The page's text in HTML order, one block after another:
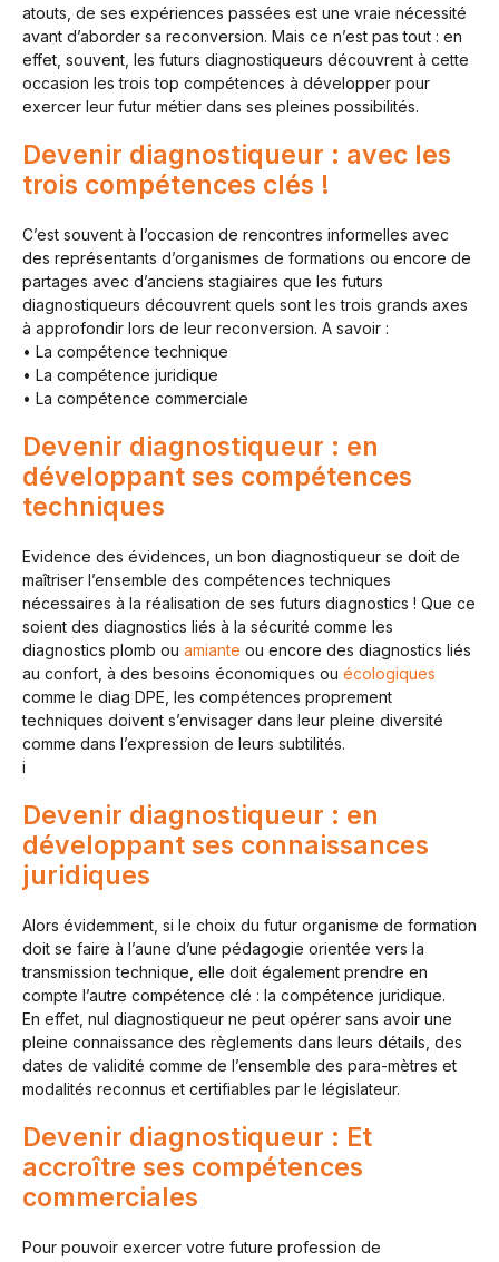
atouts, de ses expériences passées est une vraie nécessité
avant d’aborder sa reconversion. Mais ce n’est pas tout : en
effet, souvent, les futurs diagnostiqueurs découvrent à cette
occasion les trois top compétences à développer pour
exercer leur futur métier dans ses pleines possibilités.
Devenir diagnostiqueur : avec les
trois compétences clés !
C’est souvent à l’occasion de rencontres informelles avec
des représentants d’organismes de formations ou encore de
partages avec d’anciens stagiaires que les futurs
diagnostiqueurs découvrent quels sont les trois grands axes
à approfondir lors de leur reconversion. A savoir :
• La compétence technique
• La compétence juridique
• La compétence commerciale
Devenir diagnostiqueur : en
développant ses compétences
techniques
Evidence des évidences, un bon diagnostiqueur se doit de
maîtriser l’ensemble des compétences techniques
nécessaires à la réalisation de ses futurs diagnostics ! Que ce
soient des diagnostics liés à la sécurité comme les
diagnostics plomb ou amiante ou encore des diagnostics liés
au confort, à des besoins économiques ou écologiques
comme le diag DPE, les compétences proprement
techniques doivent s’envisager dans leur pleine diversité
comme dans l’expression de leurs subtilités.
i
Devenir diagnostiqueur : en
développant ses connaissances
juridiques
Alors évidemment, si le choix du futur organisme de formation
doit se faire à l’aune d’une pédagogie orientée vers la
transmission technique, elle doit également prendre en
compte l’autre compétence clé : la compétence juridique.
En effet, nul diagnostiqueur ne peut opérer sans avoir une
pleine connaissance des règlements dans leurs détails, des
dates de validité comme de l’ensemble des para-mètres et
modalités reconnus et certifiables par le législateur.
Devenir diagnostiqueur : Et
accroître ses compétences
commerciales
Pour pouvoir exercer votre future profession de